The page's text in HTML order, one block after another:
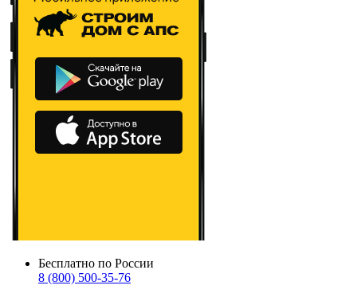
Бесплатно по России
8 (800) 500-35-76